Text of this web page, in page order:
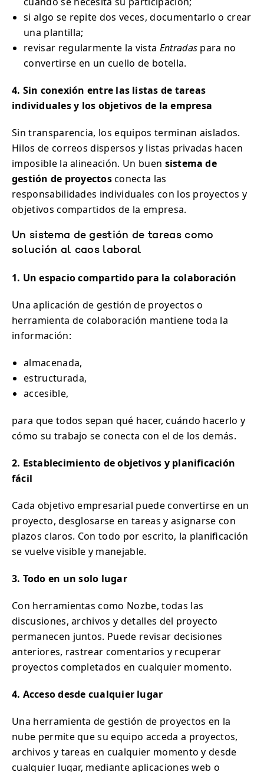
si algo se repite dos veces, documentarlo o crear
una plantilla;
revisar regularmente la vista Entradas para no
convertirse en un cuello de botella.
4. Sin conexión entre las listas de tareas
individuales y los objetivos de la empresa
Sin transparencia, los equipos terminan aislados.
Hilos de correos dispersos y listas privadas hacen
imposible la alineación. Un buen sistema de
gestión de proyectosconecta las
responsabilidades individuales con los proyectos y
objetivos compartidos de la empresa.
Un sistema de gestión de tareas como
solución al caos laboral
1. Un espacio compartido para la colaboración
Una aplicación de gestión de proyectos o
herramienta de colaboración mantiene toda la
información:
almacenada,
estructurada,
accesible,
para que todos sepan qué hacer, cuándo hacerlo y
cómo su trabajo se conecta con el de los demás.
2. Establecimiento de objetivos y planificación
fácil
Cada objetivo empresarial puede convertirse en un
proyecto, desglosarse en tareas y asignarse con
plazos claros. Con todo por escrito, la planificación
se vuelve visible y manejable.
3. Todo en un solo lugar
Con herramientas como Nozbe, todas las
discusiones, archivos y detalles del proyecto
permanecen juntos. Puede revisar decisiones
anteriores, rastrear comentarios y recuperar
proyectos completados en cualquier momento.
4. Acceso desde cualquier lugar
Una herramienta de gestión de proyectos en la
nube permite que su equipo acceda a proyectos,
archivos y tareas en cualquier momento y desde
cualquier lugar, mediante aplicaciones web o